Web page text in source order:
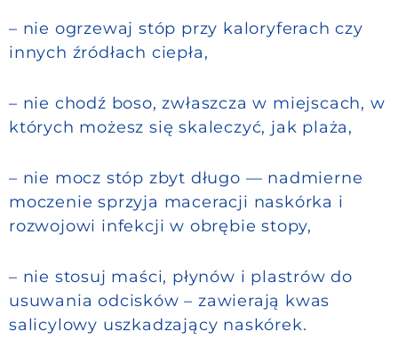
– nie ogrzewaj stóp przy kaloryferach czy
innych źródłach ciepła,
– nie chodź boso, zwłaszcza w miejscach, w
których możesz się skaleczyć, jak plaża,
– nie mocz stóp zbyt długo — nadmierne
moczenie sprzyja maceracji naskórka i
rozwojowi infekcji w obrębie stopy,
– nie stosuj maści, płynów i plastrów do
usuwania odcisków – zawierają kwas
salicylowy uszkadzający naskórek.